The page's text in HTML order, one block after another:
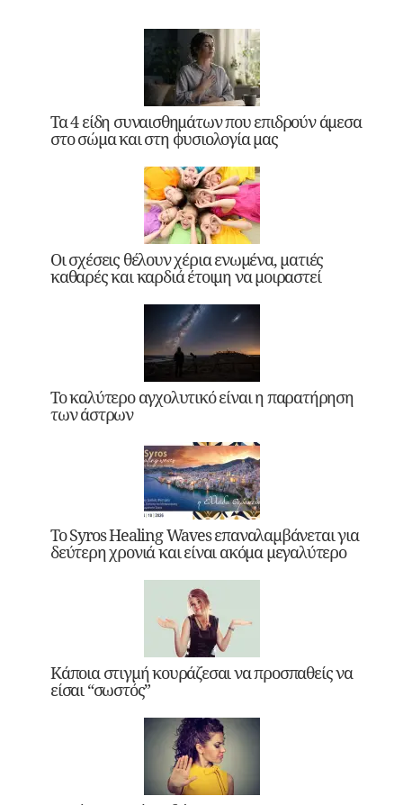
Τα 4 είδη συναισθημάτων που επιδρούν άμεσα
στο σώμα και στη φυσιολογία μας
Οι σχέσεις θέλουν χέρια ενωμένα, ματιές
καθαρές και καρδιά έτοιμη να μοιραστεί
Το καλύτερο αγχολυτικό είναι η παρατήρηση
των άστρων
Το Syros Healing Waves επαναλαμβάνεται για
δεύτερη χρονιά και είναι ακόμα μεγαλύτερο
Κάποια στιγμή κουράζεσαι να προσπαθείς να
είσαι “σωστός”